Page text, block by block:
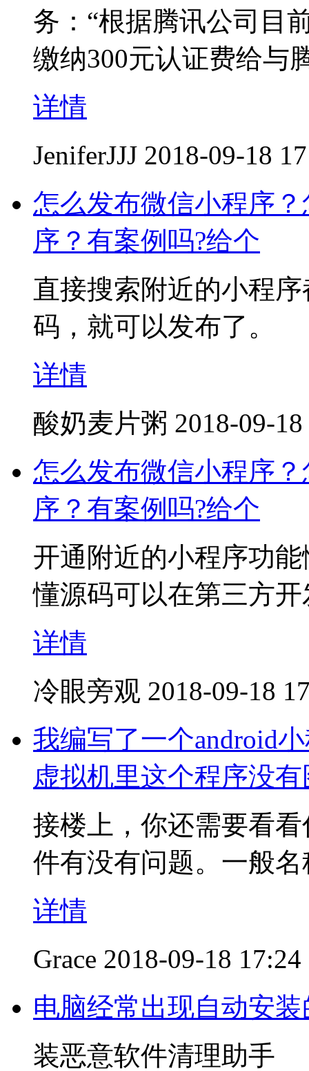
务：“根据腾讯公司目
缴纳300元认证费给与
详情
JeniferJJJ 2018-09-18
怎么发布微信小程序
序？有案例吗?给个
直接搜索附近的小程
码，就可以发布了。
详情
酸奶麦片粥 2018-09-
怎么发布微信小程序
序？有案例吗?给个
开通附近的小程序功
懂源码可以在第三方
详情
冷眼旁观 2018-09-18
我编写了一个android
虚拟机里这个程序没
接楼上，你还需要看
件有没有问题。一般名
详情
Grace 2018-09-18 17:24
电脑经常出现自动安
装恶意软件清理助手